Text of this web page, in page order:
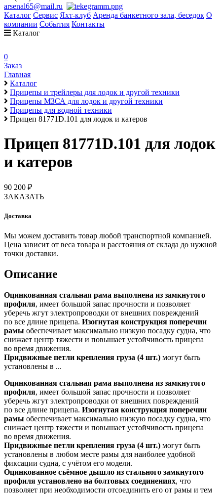
arsenal65@mail.ru
Каталог Сервис Яхт-клуб Аренда банкетного зала, беседок О
компании События Контакты
Каталог
0
Заказ
Главная
Каталог
Прицепы и трейлеры для лодок и другой техники
Прицепы МЗСА для лодок и другой техники
Прицепы для водной техники
Прицеп 81771D.101 для лодок и катеров
Прицеп 81771D.101 для лодок
и катеров
90 200 ₽
ЗАКАЗАТЬ
Доставка
Мы можем доставить товар любой транспортной компанией.
Цена зависит от веса товара и расстояния от склада до нужной
точки доставки.
Описание
Оцинкованная стальная рама выполнена из замкнутого
профиля, имеет большой запас прочности и позволяет
уберечь жгут электропроводки от внешних повреждений
по все длине прицепа. Изогнутая конструкция поперечин
рамы обеспечивает максимально низкую посадку судна, что
снижает центр тяжести и повышает устойчивость прицепа
во время движения.
Придвижные петли крепления груза (4 шт.) могут быть
установлены в ...
Оцинкованная стальная рама выполнена из замкнутого
профиля, имеет большой запас прочности и позволяет
уберечь жгут электропроводки от внешних повреждений
по все длине прицепа. Изогнутая конструкция поперечин
рамы обеспечивает максимально низкую посадку судна, что
снижает центр тяжести и повышает устойчивость прицепа
во время движения.
Придвижные петли крепления груза (4 шт.) могут быть
установлены в любом месте рамы для наиболее удобной
фиксации судна, с учётом его модели.
Оцинкованное съёмное дышло из стального замкнутого
профиля установлено на болтовых соединениях, что
позволяет при необходимости отсоединить его от рамы и тем